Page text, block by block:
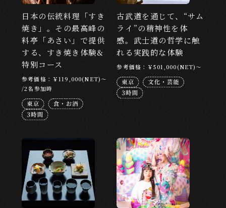
ABOUT
EXPERISUSについて
日本の伝統料理「すき
焼き」。その最高峰の
料亭「あさい」で提供
する、すき焼き体験&
特別コース
参考価格：￥119,000(NET)～
/2名参加時
古武道を通じて、“サム
ライ”の精神性を体
感。武士道の哲学に触
れる実践的な体験
参考価格：￥501,000(NET)～